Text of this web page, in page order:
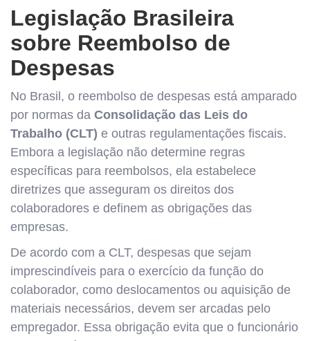
Legislação Brasileira
sobre Reembolso de
Despesas
No Brasil, o reembolso de despesas está amparado
por normas da Consolidação das Leis do
Trabalho (CLT) e outras regulamentações fiscais.
Embora a legislação não determine regras
específicas para reembolsos, ela estabelece
diretrizes que asseguram os direitos dos
colaboradores e definem as obrigações das
empresas.
De acordo com a CLT, despesas que sejam
imprescindíveis para o exercício da função do
colaborador, como deslocamentos ou aquisição de
materiais necessários, devem ser arcadas pelo
empregador. Essa obrigação evita que o funcionário